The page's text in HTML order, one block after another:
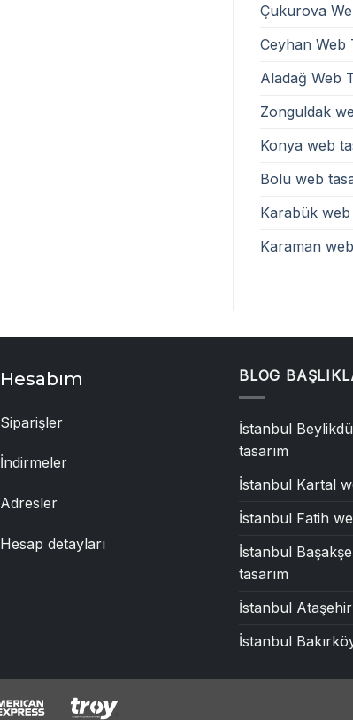
Çukurova
Ceyhan Web
Aladağ Web
Zonguldak
Konya web
Bolu web
Karabük web
Karaman
Hesabım
Siparişler
İndirmeler
Adresler
Hesap detayları
BLOG
İstanbul
tasarım
İstanbul Kartal
İstanbul Fatih
İstanbul
tasarım
İstanbul
İstanbul